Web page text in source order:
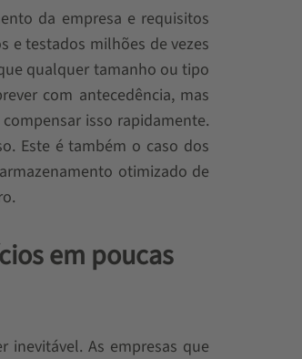
da empresa e requisitos
e testados milhões de vezes
qualquer tamanho ou tipo
com antecedência, mas
isso rapidamente.
Este é também o caso dos
otimizado de
em poucas
inevitável. As empresas que